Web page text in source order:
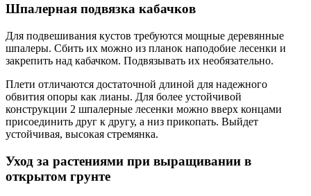
Шпалерная подвязка кабачков
Для подвешивания кустов требуются мощные деревянные
шпалеры. Сбить их можно из планок наподобие лесенки и
закрепить над кабачком. Подвязывать их необязательно.
Плети отличаются достаточной длиной для надежного
обвития опоры как лианы. Для более устойчивой
конструкции 2 шпалерные лесенки можно вверх концами
присоединить друг к другу, а низ прикопать. Выйдет
устойчивая, высокая стремянка.
Уход за растениями при выращивании в
открытом грунте